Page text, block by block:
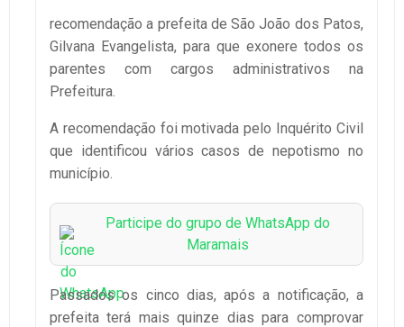
recomendação a prefeita de São João dos Patos,
Gilvana Evangelista, para que exonere todos os
parentes com cargos administrativos na
Prefeitura.
A recomendação foi motivada pelo Inquérito Civil
que identificou vários casos de nepotismo no
município.
Participe do grupo de WhatsApp do
Maramais
Passados os cinco dias, após a notificação, a
prefeita terá mais quinze dias para comprovar